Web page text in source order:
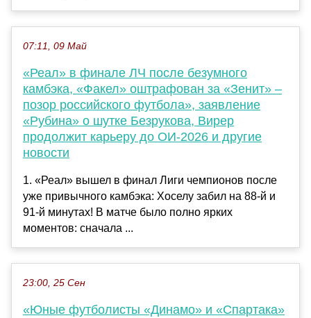
07:11, 09 Май
«Реал» в финале ЛЧ после безумного
камбэка, «Факел» оштрафован за «Зенит» –
позор российского футбола», заявление
«Рубина» о шутке Безрукова, Вирер
продолжит карьеру до ОИ-2026 и другие
новости
1. «Реал» вышел в финал Лиги чемпионов после
уже привычного камбэка: Хоселу забил на 88-й и
91-й минутах! В матче было полно ярких
моментов: сначала ...
23:00, 25 Сен
«Юные футболисты «Динамо» и «Спартака»